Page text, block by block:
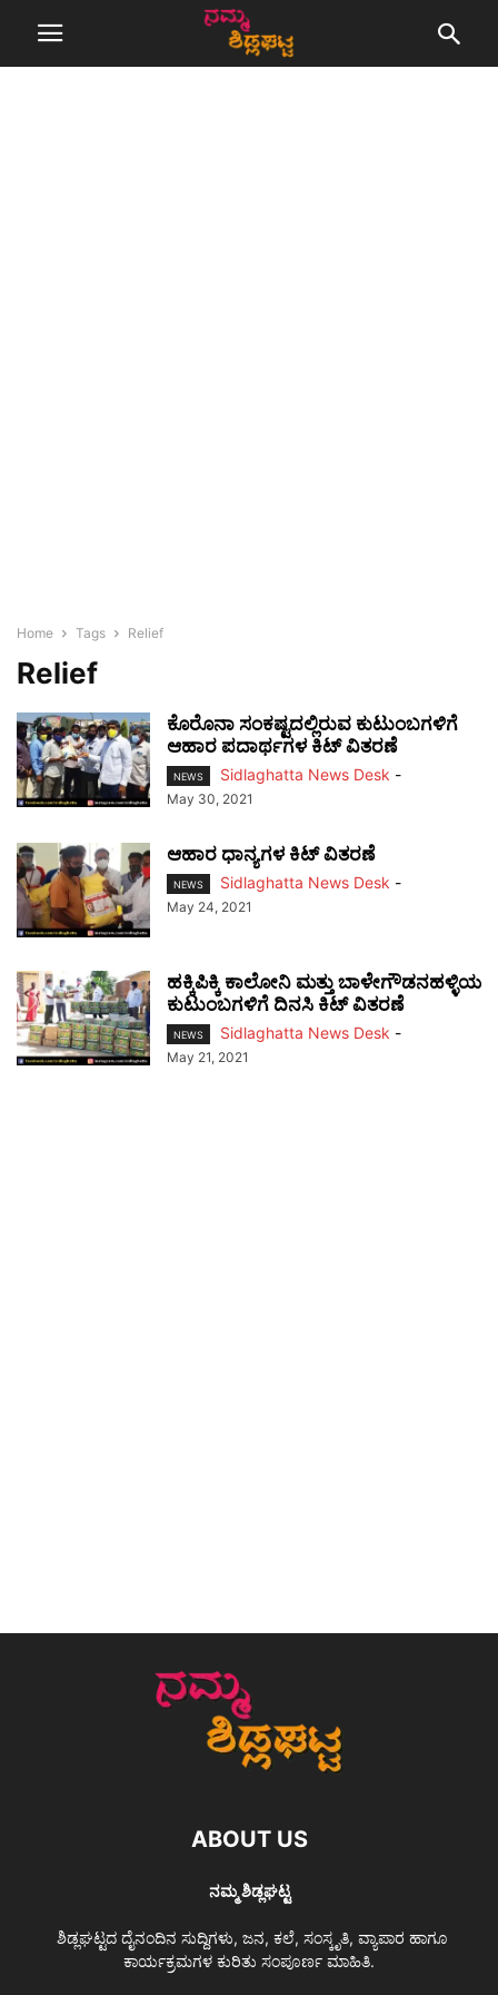
Home Tags Relief
Relief
ಕೊರೊನಾ ಸಂಕಷ್ಟದಲ್ಲಿರುವ ಕುಟುಂಬಗಳಿಗೆ
ಆಹಾರ ಪದಾರ್ಥಗಳ ಕಿಟ್ ವಿತರಣೆ
NEWS Sidlaghatta News Desk -
May 30, 2021
ಆಹಾರ ಧಾನ್ಯಗಳ ಕಿಟ್ ವಿತರಣೆ
NEWS Sidlaghatta News Desk -
May 24, 2021
ಹಕ್ಕಿಪಿಕ್ಕಿ ಕಾಲೋನಿ ಮತ್ತು ಬಾಳೇಗೌಡನಹಳ್ಳಿಯ
ಕುಟುಂಬಗಳಿಗೆ ದಿನಸಿ ಕಿಟ್ ವಿತರಣೆ
NEWS Sidlaghatta News Desk -
May 21, 2021
ABOUT US
ನಮ್ಮ ಶಿಡ್ಲಘಟ್ಟ
ಶಿಡ್ಲಘಟ್ಟದ ದೈನಂದಿನ ಸುದ್ದಿಗಳು, ಜನ, ಕಲೆ, ಸಂಸ್ಕೃತಿ, ವ್ಯಾಪಾರ ಹಾಗೂ
ಕಾರ್ಯಕ್ರಮಗಳ ಕುರಿತು ಸಂಪೂರ್ಣ ಮಾಹಿತಿ.